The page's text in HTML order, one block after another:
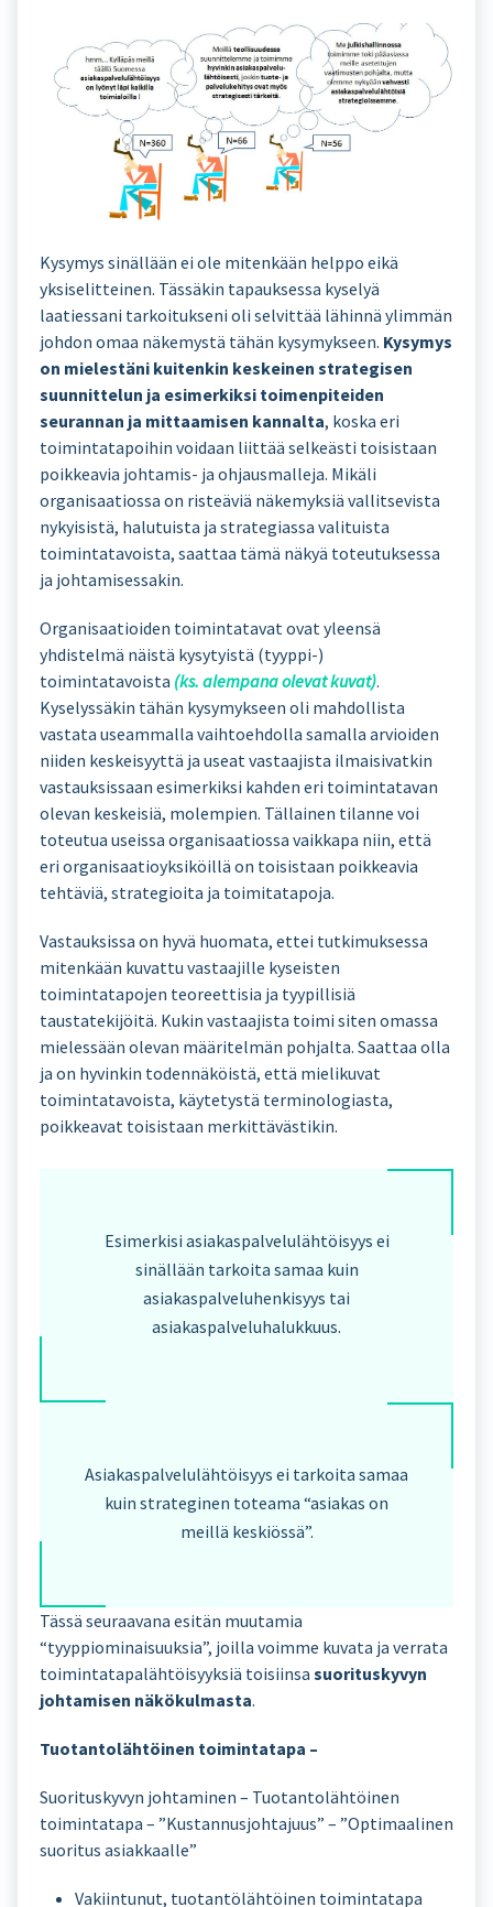
Kysymys sinällään ei ole mitenkään helppo eikä
yksiselitteinen. Tässäkin tapauksessa kyselyä
laatiessani tarkoitukseni oli selvittää lähinnä ylimmän
johdon omaa näkemystä tähän kysymykseen. Kysymys
on mielestäni kuitenkin keskeinen strategisen
suunnittelun ja esimerkiksi toimenpiteiden
seurannan ja mittaamisen kannalta, koska eri
toimintatapoihin voidaan liittää selkeästi toisistaan
poikkeavia johtamis- ja ohjausmalleja. Mikäli
organisaatiossa on risteäviä näkemyksiä vallitsevista
nykyisistä, halutuista ja strategiassa valituista
toimintatavoista, saattaa tämä näkyä toteutuksessa
ja johtamisessakin.
Organisaatioiden toimintatavat ovat yleensä
yhdistelmä näistä kysytyistä (tyyppi-)
toimintatavoista (ks. alempana olevat kuvat).
Kyselyssäkin tähän kysymykseen oli mahdollista
vastata useammalla vaihtoehdolla samalla arvioiden
niiden keskeisyyttä ja useat vastaajista ilmaisivatkin
vastauksissaan esimerkiksi kahden eri toimintatavan
olevan keskeisiä, molempien. Tällainen tilanne voi
toteutua useissa organisaatiossa vaikkapa niin, että
eri organisaatioyksiköillä on toisistaan poikkeavia
tehtäviä, strategioita ja toimitatapoja.
Vastauksissa on hyvä huomata, ettei tutkimuksessa
mitenkään kuvattu vastaajille kyseisten
toimintatapojen teoreettisia ja tyypillisiä
taustatekijöitä. Kukin vastaajista toimi siten omassa
mielessään olevan määritelmän pohjalta. Saattaa olla
ja on hyvinkin todennäköistä, että mielikuvat
toimintatavoista, käytetystä terminologiasta,
poikkeavat toisistaan merkittävästikin.
Esimerkisi asiakaspalvelulähtöisyys ei
sinällään tarkoita samaa kuin
asiakaspalveluhenkisyys tai
asiakaspalveluhalukkuus.
Asiakaspalvelulähtöisyys ei tarkoita samaa
kuin strateginen toteama “asiakas on
meillä keskiössä”.
Tässä seuraavana esitän muutamia
“tyyppiominaisuuksia”, joilla voimme kuvata ja verrata
toimintatapalähtöisyyksiä toisiinsa suorituskyvyn
johtamisen näkökulmasta.
Tuotantolähtöinen toimintatapa –
Suorituskyvyn johtaminen – Tuotantolähtöinen
toimintatapa – ”Kustannusjohtajuus” – ”Optimaalinen
suoritus asiakkaalle”
Vakiintunut, tuotantölähtöinen toimintatapa